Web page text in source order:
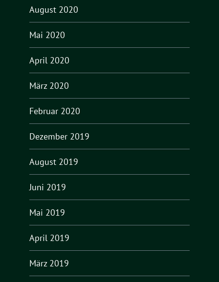
August 2020
Mai 2020
April 2020
März 2020
Februar 2020
Dezember 2019
August 2019
Juni 2019
Mai 2019
April 2019
März 2019